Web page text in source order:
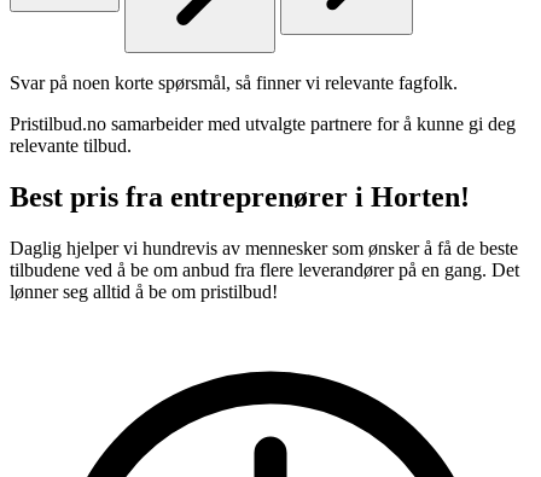
Svar på noen korte spørsmål, så finner vi relevante fagfolk.
Pristilbud.no samarbeider med utvalgte partnere for å kunne gi deg
relevante tilbud.
Best pris fra entreprenører i Horten!
Daglig hjelper vi hundrevis av mennesker som ønsker å få de beste
tilbudene ved å be om anbud fra flere leverandører på en gang. Det
lønner seg alltid å be om pristilbud!